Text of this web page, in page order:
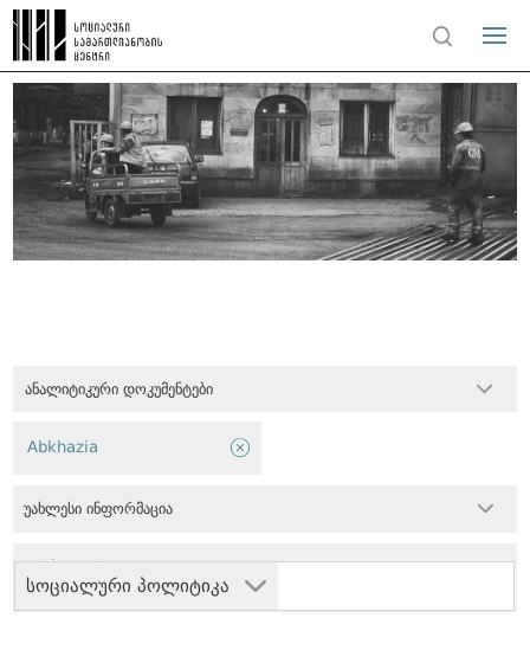
ანალიტიკური დოკუმენტები
სოციალური პოლიტიკა
Abkhazia
უახლესი ინფორმაცია